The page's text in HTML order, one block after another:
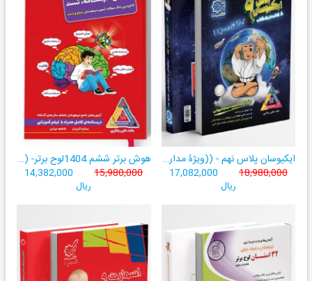
ایکیوسان پلاس نهم - ((ویژۀ مدارس نمونه دولتی، تیزهوشان و سمپاد+ فیلم‌های آموزشی+سامانۀ آزمون‌ساز رایگان))
18,980,000
17,082,000
ریال
هوش برتر ششم 1404لوح برتر- ((ویژۀ آزمون تیزهوشان پایۀ ششم+ فیلم آموزشی + سامانۀ آزمون‌ساز رایگان))
15,980,000
14,382,000
ریال